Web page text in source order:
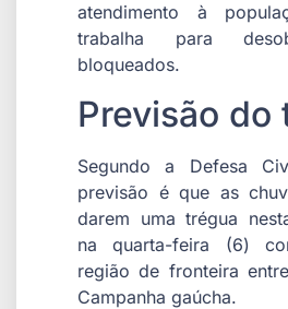
atendimento à
trabalha para
bloqueados.
Previsão do
Segundo a Defesa
previsão é que as
darem uma trégua
na quarta-feira (6)
região de fronteira
Campanha gaúcha.